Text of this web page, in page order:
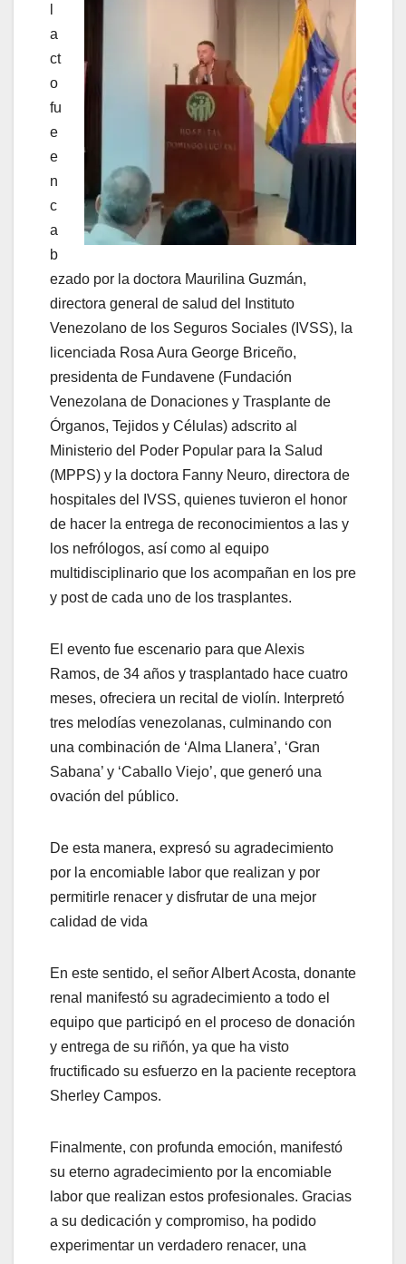
a
ct
o
fu
e
e
n
c
a
b
ezado por la doctora Maurilina Guzmán,
directora general de salud del Instituto
Venezolano de los Seguros Sociales (IVSS), la
licenciada Rosa Aura George Briceño,
presidenta de Fundavene (Fundación
Venezolana de Donaciones y Trasplante de
Órganos, Tejidos y Células) adscrito al
Ministerio del Poder Popular para la Salud
(MPPS) y la doctora Fanny Neuro, directora de
hospitales del IVSS, quienes tuvieron el honor
de hacer la entrega de reconocimientos a las y
los nefrólogos, así como al equipo
multidisciplinario que los acompañan en los pre
y post de cada uno de los trasplantes.
El evento fue escenario para que Alexis
Ramos, de 34 años y trasplantado hace cuatro
meses, ofreciera un recital de violín. Interpretó
tres melodías venezolanas, culminando con
una combinación de ‘Alma Llanera’, ‘Gran
Sabana’ y ‘Caballo Viejo’, que generó una
ovación del público.
De esta manera, expresó su agradecimiento
por la encomiable labor que realizan y por
permitirle renacer y disfrutar de una mejor
calidad de vida
En este sentido, el señor Albert Acosta, donante
renal manifestó su agradecimiento a todo el
equipo que participó en el proceso de donación
y entrega de su riñón, ya que ha visto
fructificado su esfuerzo en la paciente receptora
Sherley Campos.
Finalmente, con profunda emoción, manifestó
su eterno agradecimiento por la encomiable
labor que realizan estos profesionales. Gracias
a su dedicación y compromiso, ha podido
experimentar un verdadero renacer, una